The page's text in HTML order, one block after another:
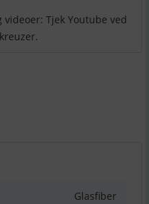
Tjek Youtube ved
Glasfiber